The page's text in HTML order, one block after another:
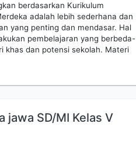
berdasarkan Kurikulum
adalah lebih sederhana dan
yang penting dan mendasar. Hal
pembelajaran yang berbeda-
khas dan potensi sekolah. Materi
jawa SD/MI Kelas V